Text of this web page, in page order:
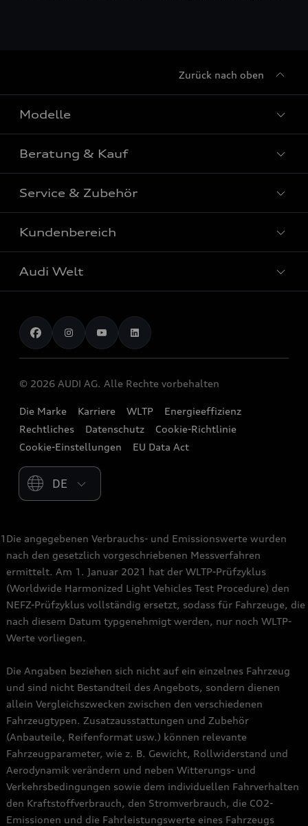
Zurück nach oben
Modelle
Alle Modelle
Modelle vergleichen
Elektromodelle
Beratung & Kauf
Aktuelle Angebote
Konfigurator
Sofort verfügbare Neuwagen
Geschäftskunden
Service & Zubehör
Audi Original Zubehör
Audi Services
Audi digital services
myAudi
Garantie & Unterstützung
Kundenbereich
Kontakt
Probefahrt anfragen
Audi Welt
Stories of Progress
Audi quattro Cup
© 2026 AUDI AG. Alle Rechte vorbehalten
Die Marke Karriere WLTP
Energieeffizienz
Rechtliches
Datenschutz
Cookie-Richtlinie
Cookie-Einstellungen
EU Data Act
Please select country
1 Die angegebenen Verbrauchs- und Emissionswerte wurden
nach den gesetzlich vorgeschriebenen Messverfahren
ermittelt. Am 1. Januar 2021 hat der WLTP-Prüfzyklus
(Worldwide Harmonized Light Vehicles Test Procedure) den
NEFZ-Prüfzyklus vollständig ersetzt, sodass für Fahrzeuge, die
nach diesem Datum typgenehmigt werden, nur noch WLTP-
Werte vorliegen.
Die Angaben beziehen sich nicht auf ein einzelnes Fahrzeug
und sind nicht Bestandteil des Angebots, sondern dienen
allein Vergleichszwecken zwischen den verschiedenen
Fahrzeugtypen. Zusatzausstattungen und Zubehör
(Anbauteile, Reifenformat usw.) können relevante
Fahrzeugparameter, wie z. B. Gewicht, Rollwiderstand und
Aerodynamik verändern und neben Witterungs- und
Verkehrsbedingungen sowie dem individuellen Fahrverhalten
den Kraftstoffverbrauch, den Stromverbrauch, die CO2-
Emissionen und die Fahrleistungswerte eines Fahrzeugs